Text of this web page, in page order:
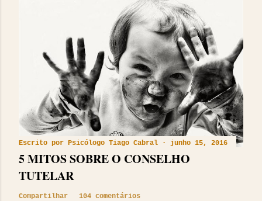
Escrito por Psicólogo Tiago Cabral junho 15, 2016
5 MITOS SOBRE O CONSELHO
TUTELAR
Compartilhar 104 comentários